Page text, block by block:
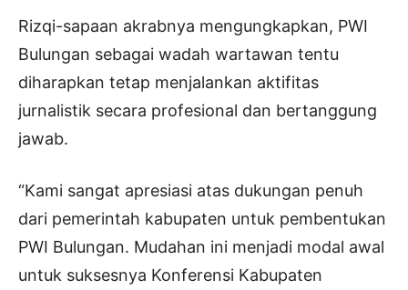
Rizqi-sapaan akrabnya mengungkapkan, PWI
Bulungan sebagai wadah wartawan tentu
diharapkan tetap menjalankan aktifitas
jurnalistik secara profesional dan bertanggung
jawab.
“Kami sangat apresiasi atas dukungan penuh
dari pemerintah kabupaten untuk pembentukan
PWI Bulungan. Mudahan ini menjadi modal awal
untuk suksesnya Konferensi Kabupaten